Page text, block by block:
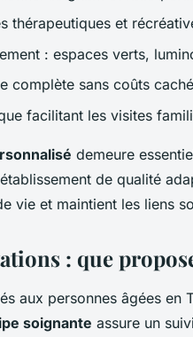
thérapeutiques et
: espaces verts,
complète sans coûts
facilitant les visites
demeure
de qualité
vie et maintient les liens
: que
aux personnes âgées en
soignante assure un